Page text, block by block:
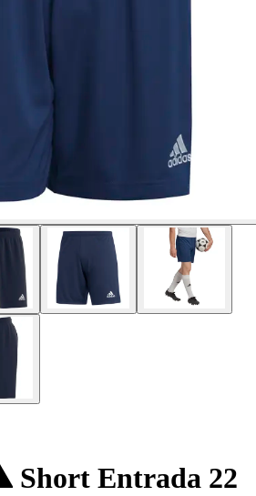
Short Entrada 22